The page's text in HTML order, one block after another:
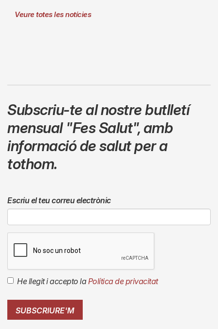
Veure totes les notícies
Subscriu-te al nostre butlletí
mensual "Fes Salut",amb
informació de salut per a
tothom.
Escriu el teu correu electrònic
He llegit i accepto la Política de privacitat
SUBSCRIURE'M